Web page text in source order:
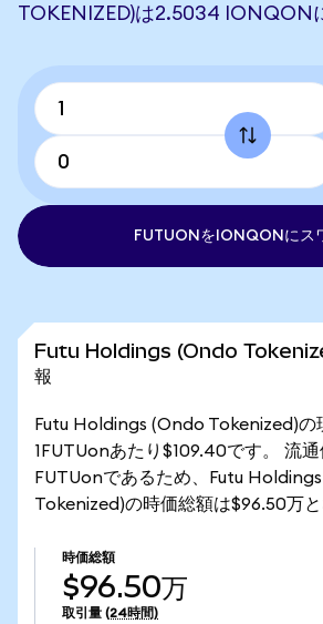
TOKENIZED)は2.5034 IONQON
FUTUONをIONQONにス
Futu Holdings (Ondo
報
Futu Holdings (Ondo Tokenized)の
1FUTUonあたり$109.40です。 流
FUTUonであるため、Futu
Tokenized)の時価総額は$96.50万と
時価総額
$96.50万
取引量 (24時間)